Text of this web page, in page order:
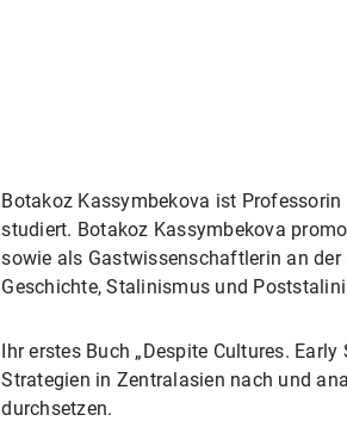
Botakoz Kassymbekova ist
studiert. Botakoz Kassymbekova
sowie als Gastwissenschaftlerin an
Geschichte, Stalinismus und
Ihr erstes Buch „Despite Cultures.
Strategien in Zentralasien nach und
durchsetzen.